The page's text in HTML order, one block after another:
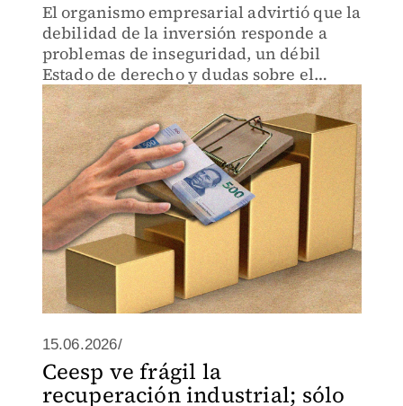
El organismo empresarial advirtió que la
debilidad de la inversión responde a
problemas de inseguridad, un débil
Estado de derecho y dudas sobre el
entorno comercial vinculadas al T-MEC.
15.06.2026/
Ceesp ve frágil la
recuperación industrial; sólo